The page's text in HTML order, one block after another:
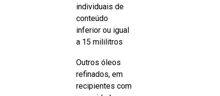
individuais de
conteúdo
inferior ou igual
a 15 mililitros
Outros óleos
refinados, em
recipientes com